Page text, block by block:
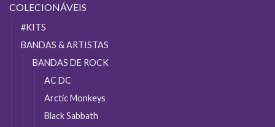
ser
página
do
COLECIONÁVEIS
#KITS
BANDAS & ARTISTAS
BANDAS DE ROCK
AC DC
Arctic Monkeys
Black Sabbath